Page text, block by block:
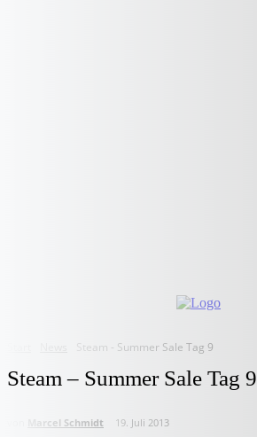
Steam - Summer Sale Tag 9
Steam – Summer Sale Tag 9
Marcel Schmidt 19. Juli 2013